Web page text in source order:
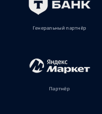
Генеральный партнёр
Партнёр